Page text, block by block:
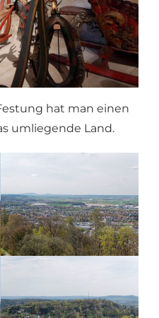
hat man einen
umliegende Land.